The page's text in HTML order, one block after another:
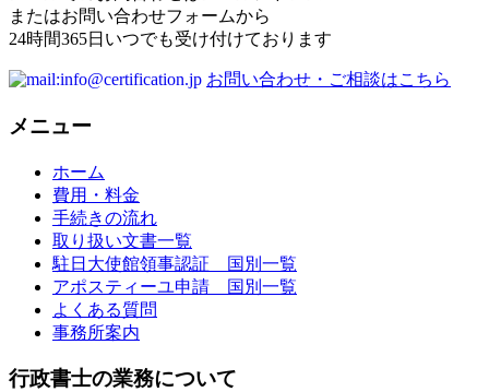
またはお問い合わせフォームから
24時間365日いつでも受け付けております
お問い合わせ・ご相談はこちら
メニュー
ホーム
費用・料金
手続きの流れ
取り扱い文書一覧
駐日大使館領事認証 国別一覧
アポスティーユ申請 国別一覧
よくある質問
事務所案内
行政書士の業務について